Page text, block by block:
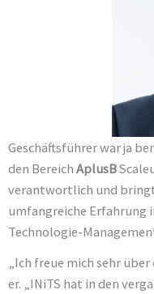
Geschäftsführer war ja
den Bereich AplusB
verantwortlich und
umfangreiche Erfahrung
Technologie-
„Ich freue mich sehr
er. „INiTS hat in den